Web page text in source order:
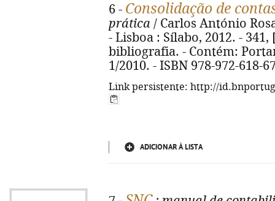
6 - Consolidação de
prática / Carlos António
- Lisboa : Sílabo, 2012. -
bibliografia. - Contém:
1/2010. - ISBN 978-972-618-
Link persistente: http://
ADICIONAR À LISTA